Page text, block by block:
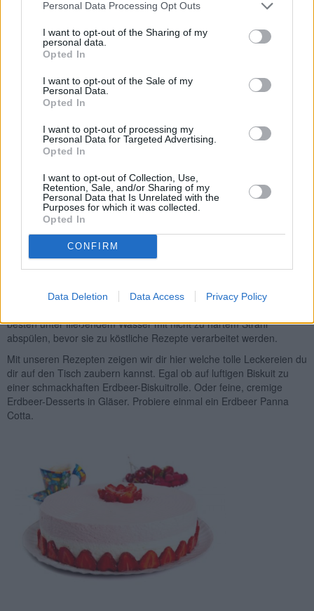
Personal Data Processing Opt Outs
I want to opt-out of the Sharing of my
personal data.
Opted In
I want to opt-out of the Sale of my
Personal Data.
Opted In
I want to opt-out of processing my
Personal Data for Targeted Advertising.
Opted In
I want to opt-out of Collection, Use,
Retention, Sale, and/or Sharing of my
Personal Data that Is Unrelated with the
Purposes for which it was collected.
Opted In
CONFIRM
Data Deletion Data Access Privacy Policy
Erdbeeren haben immer Saison
Erdbeer Rezepte haben das ganze Jahr über Saison. Von Mai bis
August sind die köstlichen Beeren aus heimischen Anbau erhältlich.
Jedoch gibt es Erdbeeren fast das ganze Jahr über im Supermarkt
leicht an der tiefroten Farbe. Nur so schmecken sie am süßesten
und entfalten das volle Aroma.
Erdbeeren sind nicht lange lagerfähig und verderben leider relativ
schnell. Die Früchte bilden leicht Schimmel und greifen schnell auf
andere Beeren über. Daher sollten befallene Erdbeeren sofort
entfernt werden.
Da Erdbeeren sehr empfindlich auf Druck reagieren sollten sie nur
besten unter fließendem Wasser mit nicht zu hartem Strahl
abspülen, bevor sie zu köstliche Rezepte verarbeitet werden.
Mit unseren Rezepten zeigen wir dir hier welche tolle Leckereien du
dir auf den Tisch zaubern kannst. Egal ob auf luftigen Biskuit zu
einer schmackhaften Erdbeer-Biskuitrolle. Oder feine, cremige
Erdbeer-Desserts in Gläser. Probiere einmal ein Erdbeer Panna
Cotta.